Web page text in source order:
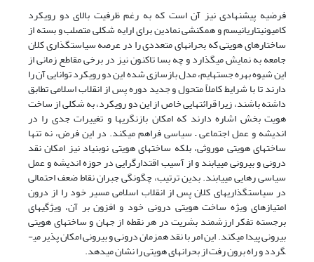
فرضیه پیشنهادی نیز آن است که به رغم ظرفیت بالای دو رویکرد
کامیونیتاریانیسم و همکنشی نمادین برای ارایه شکلی متصلب و بسته از
ساختارهای هویتی که بحران­های متعددی را در عرصه سیاستگذاری کلان
جامعه به نمایش می­گذارد و چه بسا تاکنون نیز در برخی مقاطع زمانی از
این شیوه بهره جسته­ایم، مدل بازسازی شده این دو رویکرد توانایی آن را
دارند تا با شرایط کاملاً متحول و جدید دوره پس از انقلاب اسلامی تطابق
داشته باشند، زیرا قرائت­هایی خاص از این دو رویکرد، به شکلی از ساخت
هویت بخش اشاره دارند که امکان بازنگری­ها و تغییرات جدی را در
اندیشه و عمل اجتماعی – سیاسی فراهم می­کند. در این فرض، نه تنها
ساخت­های هویتی موروثی، بلکه ساخت­های هویتی نوبنیاد نیز امکان نقد
درونی و بیرونی می­یابند و از آسیب اقتدارگرایی در حوزه اندیشه و عمل
سیاسی رهایی می­یابند. بدین ترتیب، چگونگی جبران نقاط ضعف احتمالی
در سیاستگذاری­های کلان پس از انقلاب اسلامی مسیر خود را از درون
امتیازهای ویژه ساخت هویتی درونی خود و افزون بر آن، ویژگی­های
برجسته تفکر ارزشمند بشریت در هر نقطه از جهان و ساخت­های هویتی
بیرونی پیدا می­کند. این امر با نقد همزمان درونی و بیرونی امکان پذیر می­
گردد و راه برون رفت از بحران­های هویتی را نشان می­دهد.